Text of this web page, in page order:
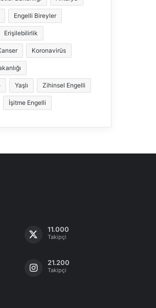
Engelli Bireyler
Erişilebilirlik
Koronavirüs
Yaşlı Zihinsel Engelli
İşitme Engelli
11.000
Takipçi
21.200
Takipçi